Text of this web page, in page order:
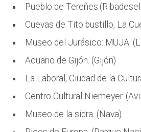
Pueblo de
Cuevas de Tito bustillo, La
Museo del Jurásico: MUJA.
Acuario de Gijón. (Gijón)
La Laboral, Ciudad de la
Centro Cultural Niemeyer.
Museo de la sidra. (Nava)